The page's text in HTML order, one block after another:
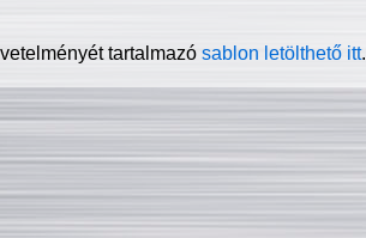
tartalmazósablon letölthető itt.